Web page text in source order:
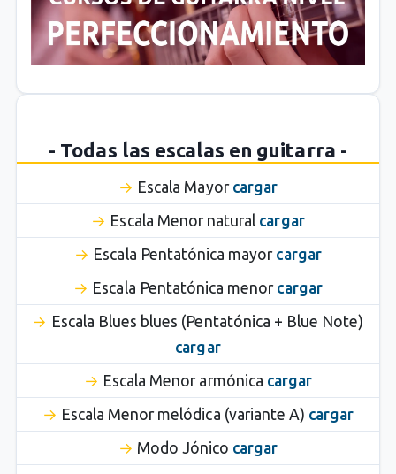
- Todas las escalas en guitarra -
Escala Mayor cargar
Escala Menor natural cargar
Escala Pentatónica mayor cargar
Escala Pentatónica menor cargar
Escala Blues blues (Pentatónica + Blue Note)
cargar
Escala Menor armónica cargar
Escala Menor melódica (variante A) cargar
Modo Jónico cargar